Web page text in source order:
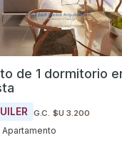
de 1 dormitorio
G.C. $U 3.200
Apartamento